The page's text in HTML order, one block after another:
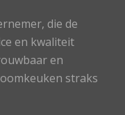
die de
en kwaliteit
en
straks